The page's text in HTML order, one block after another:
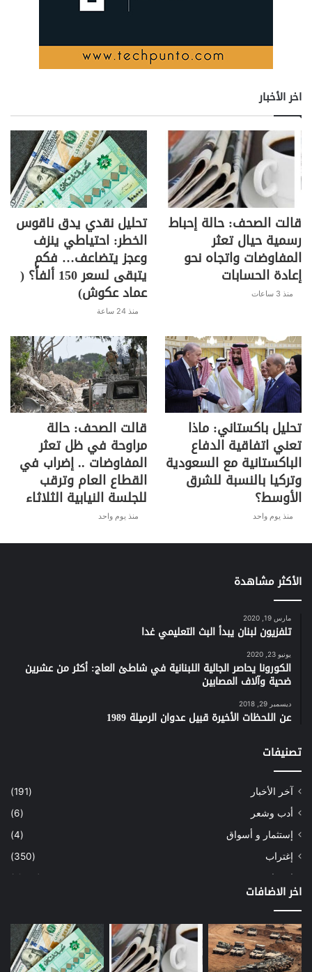
o
o
k
p
p
m
n
k
اخر الأخبار
قالت الصحف: حالة إحباط
رسمية حيال تعثر
المفاوضات واتجاه نحو
إعادة الحسابات
منذ 3 ساعات
تحليل نقدي يدق ناقوس
الخطر: احتياطي ينزف
وعجز يتضاعف… فكم
يتبقى لسعر 150 ألفاً؟ (
عماد عكوش)
منذ 24 ساعة
تحليل باكستاني: ماذا
تعني اتفاقية الدفاع
الباكستانية مع السعودية
وتركيا بالنسبة للشرق
الأوسط؟
منذ يوم واحد
قالت الصحف: حالة
مراوحة في ظل تعثر
المفاوضات .. إضراب في
القطاع العام وترقب
للجلسة النيابية الثلاثاء
منذ يوم واحد
الأكثر مشاهدة
مارس 19, 2020
تلفزيون لبنان يبدأ البث التعليمي غدا
يونيو 23, 2020
الكورونا يحاصر الجالية اللبنانية في شاطئ العاج: أكثر من عشرين
ضحية وآلاف المصابين
ديسمبر 29, 2018
عن اللحظات الأخيرة قبيل عدوان الرميلة 1989
تصنيفات
آخر الأخبار
(191)
أدب وشعر
(6)
إستثمار و أسواق
(4)
إغتراب
(350)
إقتصاد
(1٬041)
إعمار
(3)
بيئة
(16)
دراسة
(24)
اخر الاضافات